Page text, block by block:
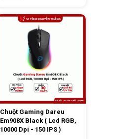
Chuột Gaming Dareu
Em908X Black ( Led RGB,
10000 Dpi - 150 IPS )